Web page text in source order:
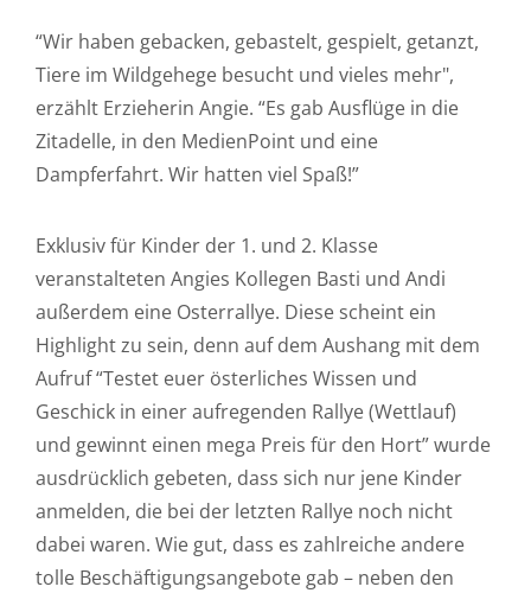
“Wir haben gebacken, gebastelt, gespielt, getanzt,
Tiere im Wildgehege besucht und vieles mehr",
erzählt Erzieherin Angie. “Es gab Ausflüge in die
Zitadelle, in den MedienPoint und eine
Dampferfahrt. Wir hatten viel Spaß!”
Exklusiv für Kinder der 1. und 2. Klasse
veranstalteten Angies Kollegen Basti und Andi
außerdem eine Osterrallye. Diese scheint ein
Highlight zu sein, denn auf dem Aushang mit dem
Aufruf “Testet euer österliches Wissen und
Geschick in einer aufregenden Rallye (Wettlauf)
und gewinnt einen mega Preis für den Hort” wurde
ausdrücklich gebeten, dass sich nur jene Kinder
anmelden, die bei der letzten Rallye noch nicht
dabei waren. Wie gut, dass es zahlreiche andere
tolle Beschäftigungsangebote gab – neben den